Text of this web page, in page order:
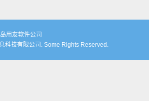
用友软件公司
科技有限公司. Some Rights Reserved.